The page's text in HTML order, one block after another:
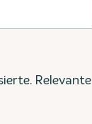
Relevante